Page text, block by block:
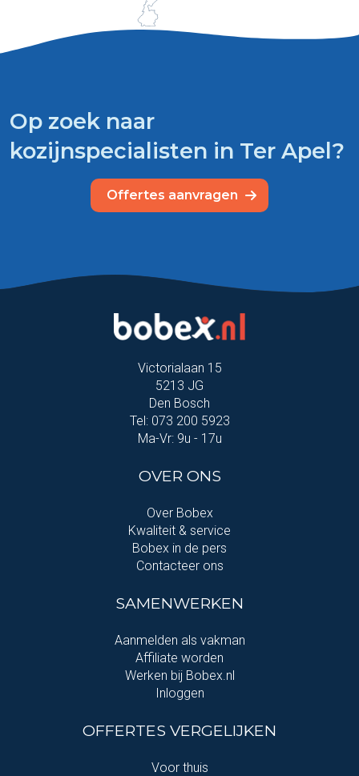
Op zoek naar
kozijnspecialisten in Ter Apel?
Offertes aanvragen
Victorialaan 15
5213 JG
Den Bosch
Tel: 073 200 5923
Ma-Vr: 9u - 17u
OVER ONS
Over Bobex
Kwaliteit & service
Bobex in de pers
Contacteer ons
SAMENWERKEN
Aanmelden als vakman
Affiliate worden
Werken bij Bobex.nl
Inloggen
OFFERTES VERGELIJKEN
Voor thuis